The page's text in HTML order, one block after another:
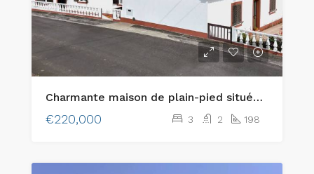
Charmante maison de plain-pied située dans le pittoresque quartier de Flamengos, à Horta
€220,000 3 2 198